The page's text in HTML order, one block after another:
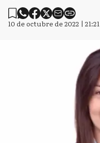
10 de octubre de 2022 | 21:21